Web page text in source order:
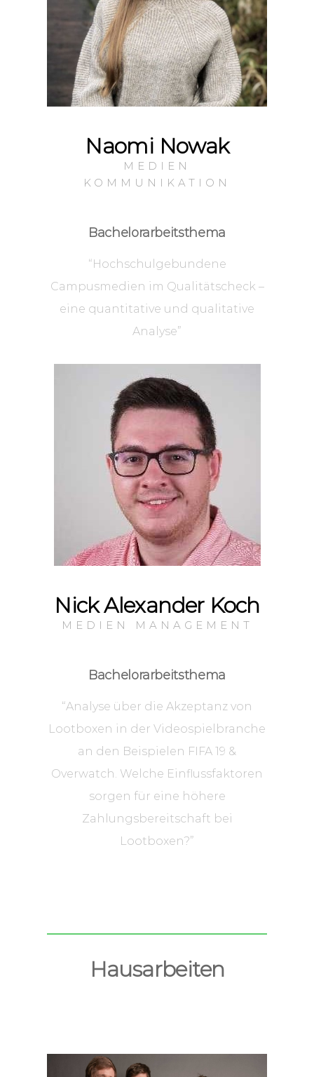
Naomi Nowak
MEDIEN
KOMMUNIKATION
Bachelorarbeitsthema
“Hochschulgebundene
Campusmedien im Qualitätscheck –
eine quantitative und qualitative
Analyse”
Nick Alexander Koch
MEDIEN MANAGEMENT
Bachelorarbeitsthema
“Analyse über die Akzeptanz von
Lootboxen in der Videospielbranche
an den Beispielen FIFA 19 &
Overwatch. Welche Einflussfaktoren
sorgen für eine höhere
Zahlungsbereitschaft bei
Lootboxen?”
Hausarbeiten